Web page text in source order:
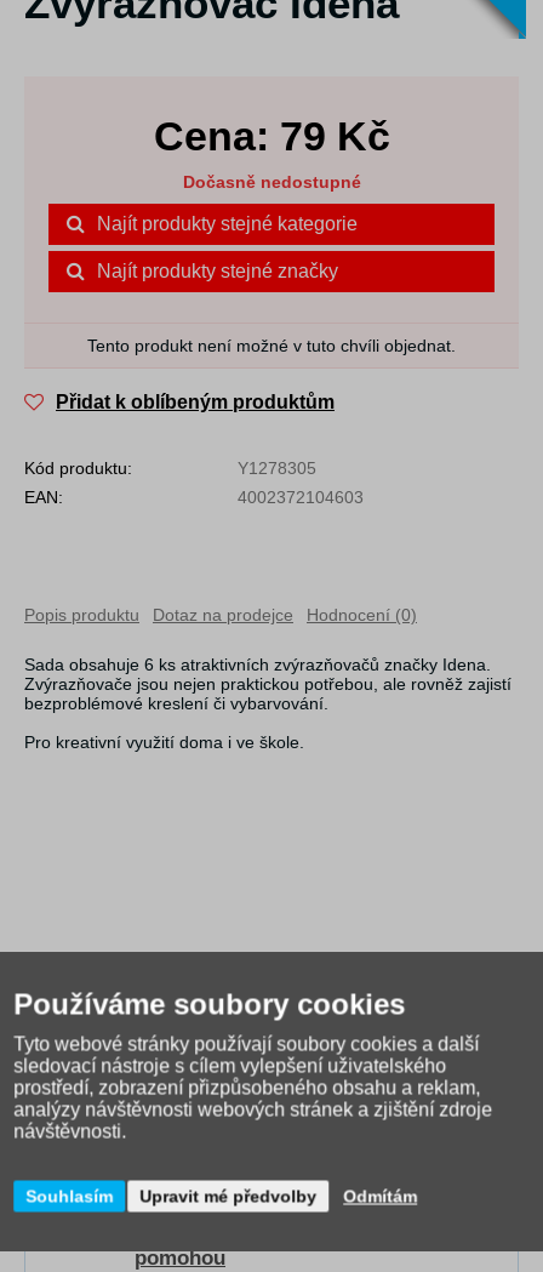
Cena: 79 Kč
Dočasně nedostupné
Najít produkty stejné kategorie
Najít produkty stejné značky
Tento produkt není možné v tuto chvíli objednat.
Přidat k oblíbeným produktům
Kód produktu:
Y1278305
EAN:
4002372104603
Popis produktu Dotaz na prodejce Hodnocení (0)
Sada obsahuje 6 ks atraktivních zvýrazňovačů značky Idena.
Zvýrazňovače jsou nejen praktickou potřebou, ale rovněž zajistí
bezproblémové kreslení či vybarvování.
Pro kreativní využití doma i ve škole.
Jak správně vybrat školní
tašku?Přečtěte si našeho
pomohou
Používáme soubory cookies
Tyto webové stránky používají soubory cookies a další
sledovací nástroje s cílem vylepšení uživatelského
prostředí, zobrazení přizpůsobeného obsahu a reklam,
analýzy návštěvnosti webových stránek a zjištění zdroje
návštěvnosti.
Souhlasím Upravit mé předvolby Odmítám